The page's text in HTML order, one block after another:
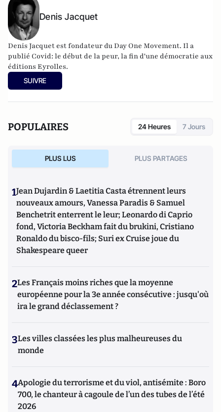
Denis Jacquet
Denis Jacquet est fondateur du Day One Movement. Il a
publié Covid: le début de la peur, la fin d'une démocratie aux
éditions Eyrolles.
SUIVRE
POPULAIRES 24 Heures 7 Jours
PLUS LUS PLUS PARTAGES
1Jean Dujardin & Laetitia Casta étrennent leurs
nouveaux amours, Vanessa Paradis & Samuel
Benchetrit enterrent le leur; Leonardo di Caprio
fond, Victoria Beckham fait du brukini, Cristiano
Ronaldo du bisco-fils; Suri ex Cruise joue du
Shakespeare queer
2Les Français moins riches que la moyenne
européenne pour la 3e année consécutive : jusqu'où
ira le grand déclassement ?
3Les villes classées les plus malheureuses du
monde
4Apologie du terrorisme et du viol, antisémite : Boro
700, le chanteur à cagoule de l’un des tubes de l’été
2026